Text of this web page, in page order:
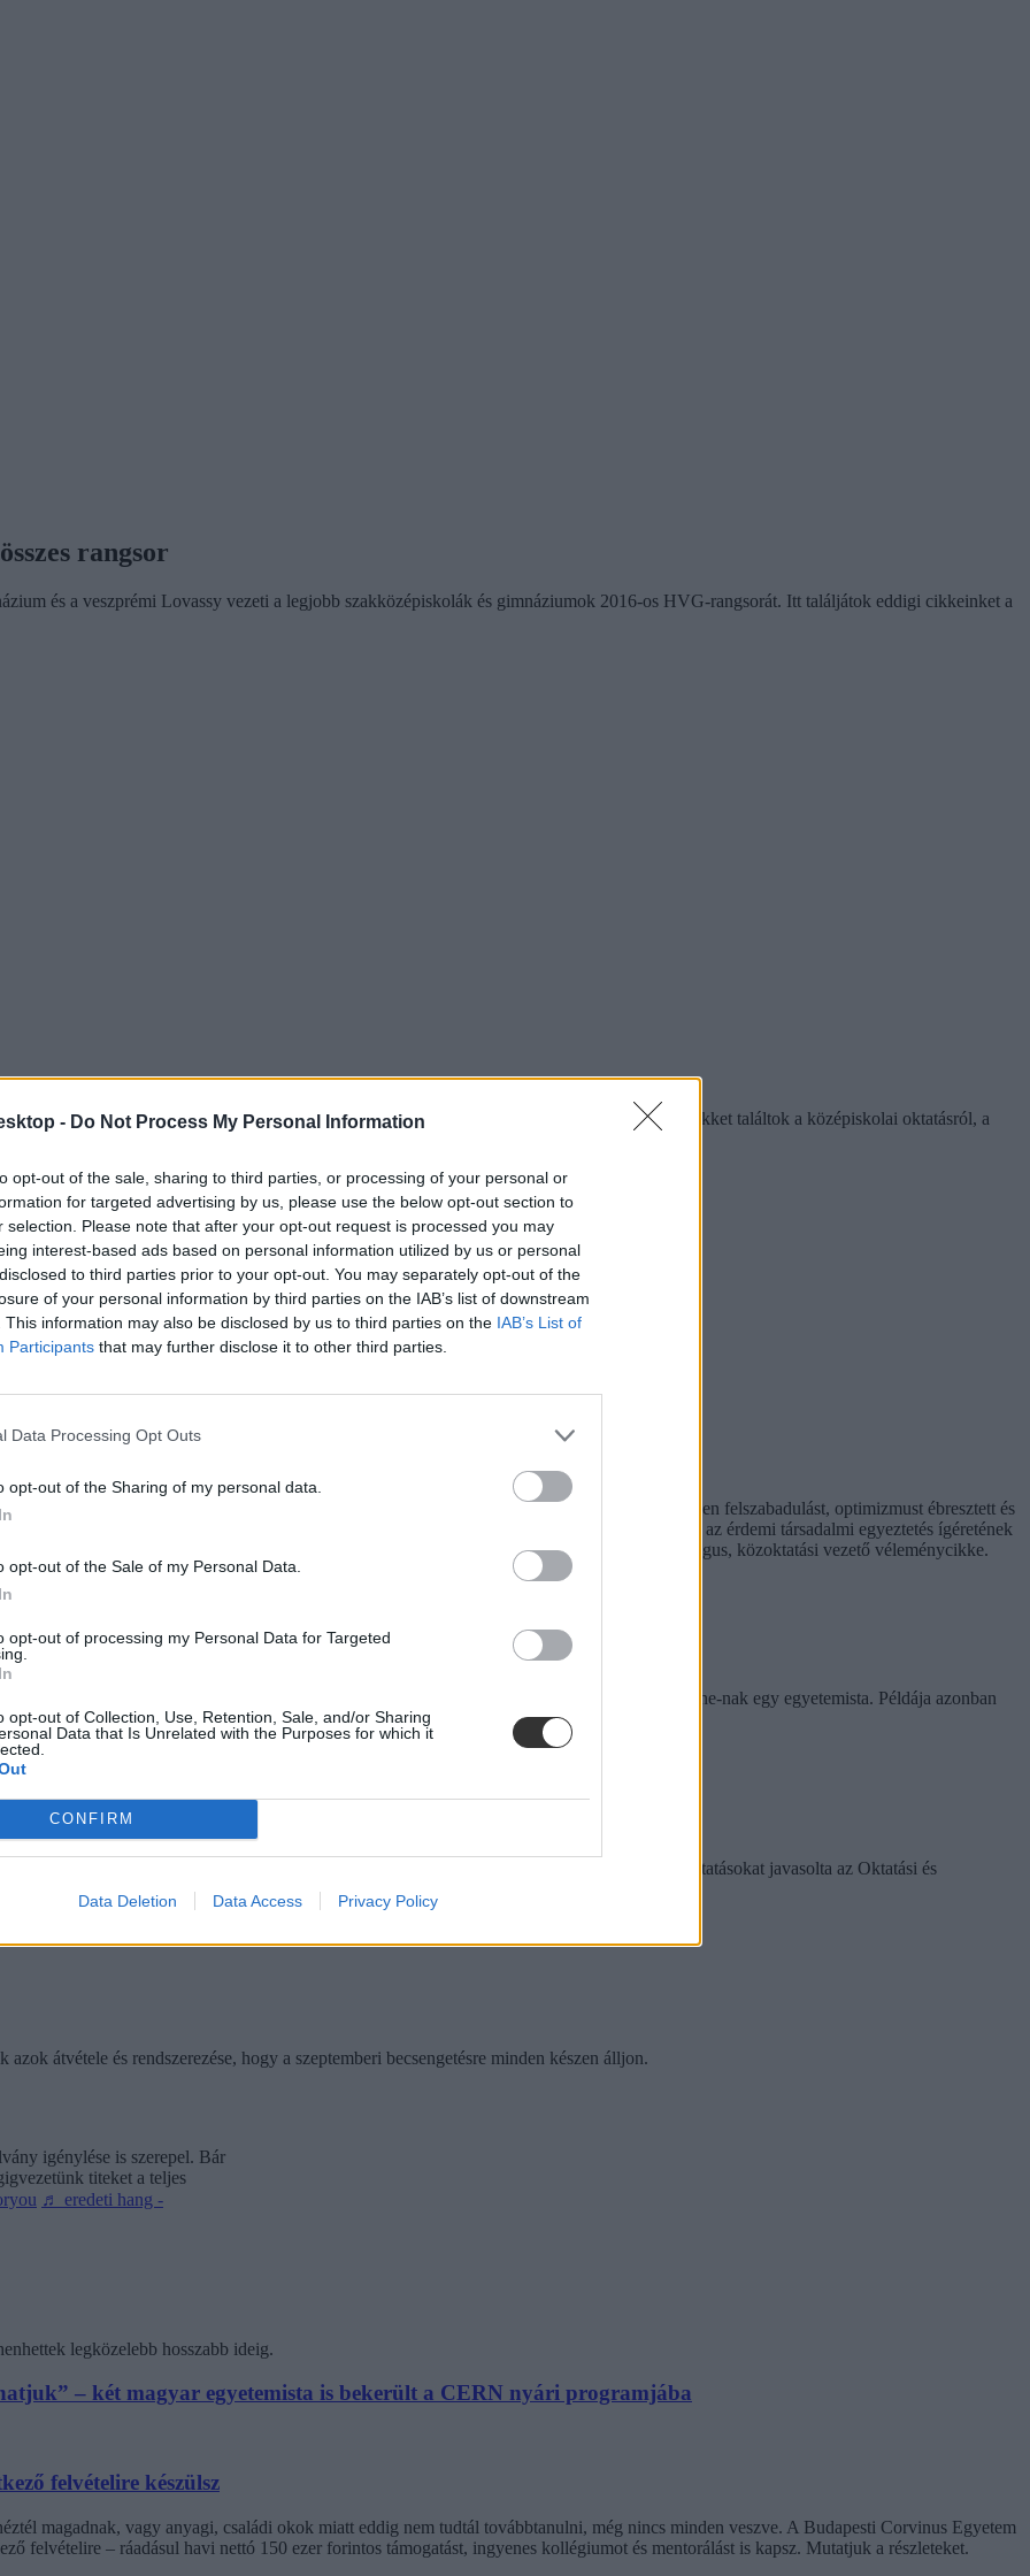
- Do Not Process My Personal Information
opt-out of the sale, sharing to third parties, or processing of your personal or
for targeted advertising by us, please use the below opt-out section to
selection. Please note that after your opt-out request is processed you may
interest-based ads based on personal information utilized by us or personal
to third parties prior to your opt-out. You may separately opt-out of the
of your personal information by third parties on the IAB’s list of downstream
This information may also be disclosed by us to third parties on the IAB’s List of
Participants that may further disclose it to other third parties.
Data Processing Opt Outs
opt-out of the Sharing of my personal data.
opt-out of the Sale of my Personal Data.
opt-out of processing my Personal Data for Targeted
opt-out of Collection, Use, Retention, Sale, and/or Sharing
Data that Is Unrelated with the Purposes for which it
CONFIRM
Data Deletion Data Access Privacy Policy
rangsor
és a veszprémi Lovassy vezeti a legjobb szakközépiskolák és gimnáziumok 2016-os HVG-rangsorát. Itt találjátok eddigi cikkeinket a
– ismét elkészítette a legjobb középiskolák listáját. A rangsorok mellett számos interjút, cikket találtok a középiskolai oktatásról, a
A HVG középiskolai rangsorát keressétek az újságárusoknál, vagy
szóló közbeszédnek”
kezdte meg működését. Az egyes minisztériumok szintjére kiterjesztett hiperaktivitás érezhetően felszabadulást, optimizmust ébresztett és
Ám pontosan ez a lendület az, ami egy újabb megkerülhetetlen kihívást is előtérbe rántott: az érdemi társadalmi egyeztetés ígéretének
a kezeléséhez igyekszem az alábbiakban szempontokat adni. Hana György humánökológus, közoktatási vezető véleménycikke.
– több mint százezer levelezős hallgatót érinthet a szabály
hallgató vagyok, egyből húzni kezdték a szájukat” – számolt be tapasztalatairól az Eduline-nak egy egyetemista. Példája azonban
dönthetnének az iskolaérettségről
az iskolaérettségről, és az oviKRÉTA is átalakulhat. Többek között ezeket a változtatásokat javasolta az Oktatási és
átvétele és rendszerezése, hogy a szeptemberi becsengetésre minden készen álljon.
igénylése is szerepel. Bár
titeket a teljes
♬ eredeti hang -
legközelebb hosszabb ideig.
– két magyar egyetemista is bekerült a CERN nyári programjába
felvételire készülsz
magadnak, vagy anyagi, családi okok miatt eddig nem tudtál továbbtanulni, még nincs minden veszve. A Budapesti Corvinus Egyetem
felvételire – ráadásul havi nettó 150 ezer forintos támogatást, ingyenes kollégiumot és mentorálást is kapsz. Mutatjuk a részleteket.